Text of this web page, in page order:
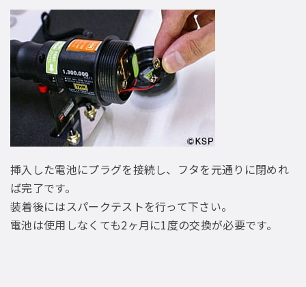
挿入した電池にプラグを接続し、フタを元通りに閉めれ
ば完了です。
装着後にはスパークテストを行って下さい。
電池は使用しなくても2ヶ月に1度の交換が必要です。